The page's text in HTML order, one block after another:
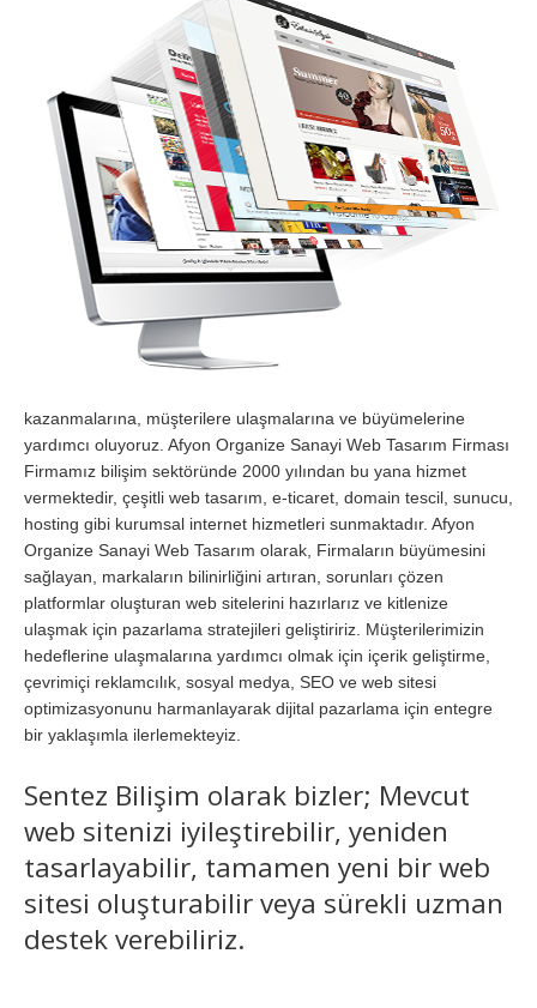
kazanmalarına, müşterilere ulaşmalarına ve büyümelerine
yardımcı oluyoruz. Afyon Organize Sanayi Web Tasarım Firması
Firmamız bilişim sektöründe 2000 yılından bu yana hizmet
vermektedir, çeşitli web tasarım, e-ticaret, domain tescil, sunucu,
hosting gibi kurumsal internet hizmetleri sunmaktadır. Afyon
Organize Sanayi Web Tasarım olarak, Firmaların büyümesini
sağlayan, markaların bilinirliğini artıran, sorunları çözen
platformlar oluşturan web sitelerini hazırlarız ve kitlenize
ulaşmak için pazarlama stratejileri geliştiririz. Müşterilerimizin
hedeflerine ulaşmalarına yardımcı olmak için içerik geliştirme,
çevrimiçi reklamcılık, sosyal medya, SEO ve web sitesi
optimizasyonunu harmanlayarak dijital pazarlama için entegre
bir yaklaşımla ilerlemekteyiz.
Sentez Bilişim olarak bizler; Mevcut
web sitenizi iyileştirebilir, yeniden
tasarlayabilir, tamamen yeni bir web
sitesi oluşturabilir veya sürekli uzman
destek verebiliriz.